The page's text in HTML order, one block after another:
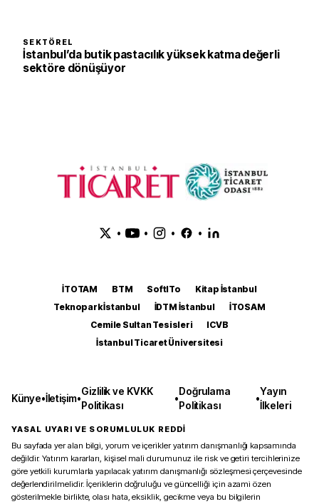
SEKTÖREL
İstanbul’da butik pastacılık yüksek katma değerli
sektöre dönüşüyor
• • • •
İTOTAM BTM SoftITo
Kitap İstanbul
Teknopark İstanbul
İDTM İstanbul
İTOSAM
Cemile Sultan Tesisleri
ICVB
İstanbul Ticaret Üniversitesi
Künye•İletişim•
Gizlilik ve KVKK
Politikası
•
Doğrulama
Politikası
•
Yayın
İlkeleri
YASAL UYARI VE SORUMLULUK REDDİ
Bu sayfada yer alan bilgi, yorum ve içerikler yatırım danışmanlığı kapsamında
değildir. Yatırım kararları, kişisel mali durumunuz ile risk ve getiri tercihlerinize
göre yetkili kurumlarla yapılacak yatırım danışmanlığı sözleşmesi çerçevesinde
değerlendirilmelidir. İçeriklerin doğruluğu ve güncelliği için azami özen
gösterilmekle birlikte, olası hata, eksiklik, gecikme veya bu bilgilerin